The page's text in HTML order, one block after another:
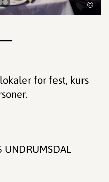
for fest, kurs
©
UNDRUMSDAL